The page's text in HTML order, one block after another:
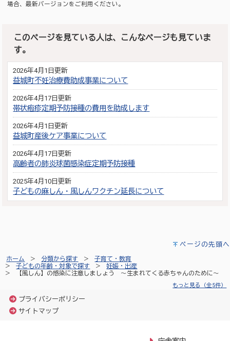
場合、最新バージョンをご利用ください。
このページを見ている人は、こんなページも見ていま
す。
2026年4月1日更新
益城町不妊治療費助成事業について
2026年4月17日更新
帯状疱疹定期予防接種の費用を助成します
2026年4月1日更新
益城町産後ケア事業について
2026年4月17日更新
高齢者の肺炎球菌感染症定期予防接種
2025年4月10日更新
子どもの麻しん・風しんワクチン延長について
ページの先頭へ
ホーム 分類から探す
子育て・教育
子どもの年齢・対象で探す
妊娠・出産
【風しん】の感染に注意しましょう ～生まれてくる赤ちゃんのために～
もっと見る（全5件）
プライバシーポリシー
サイトマップ